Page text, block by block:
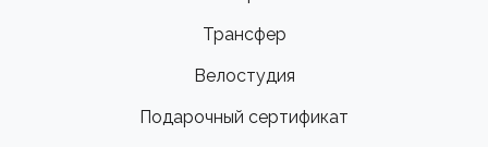
Трансфер
Велостудия
Подарочный сертификат